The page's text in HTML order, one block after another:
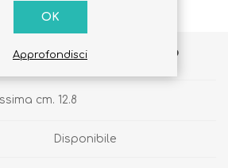
Bebé 20550 Numero 19
cm. 12.8
Disponibile
OK
Approfondisci